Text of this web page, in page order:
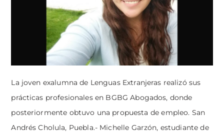
La joven exalumna de Lenguas Extranjeras realizó sus
prácticas profesionales en BGBG Abogados, donde
posteriormente obtuvo una propuesta de empleo. San
Andrés Cholula, Puebla.- Michelle Garzón, estudiante de